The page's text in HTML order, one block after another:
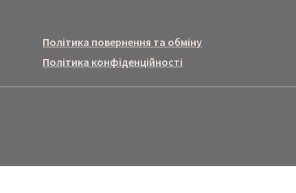
Політика повернення та обміну
Політика конфіденційності